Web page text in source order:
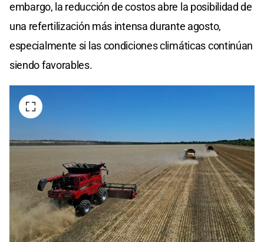
embargo, la reducción de costos abre la posibilidad de
una refertilización más intensa durante agosto,
especialmente si las condiciones climáticas continúan
siendo favorables.